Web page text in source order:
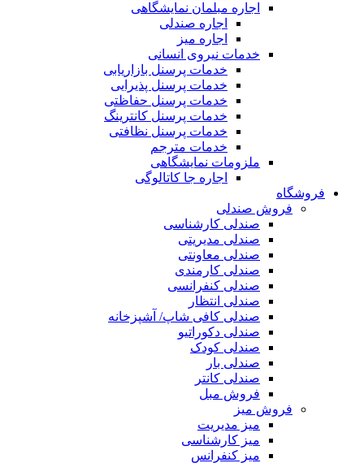
اجاره مبلمان نمایشگاهی
اجاره صندلی
اجاره میز
خدمات نیروی انسانی
خدمات پرسنل بازاریابی
خدمات پرسنل پذیرایی
خدمات پرسنل حفاظتی
خدمات پرسنل کانترینگ
خدمات پرسنل نظافتی
خدمات مترجم
ملزومات نمایشگاهی
اجاره جا کاتالوگی
فروشگاه
فروش صندلی
صندلی کارشناسی
صندلی مدیریتی
صندلی معاونتی
صندلی کارمندی
صندلی کنفرانسی
صندلی انتظار
صندلی کافی شاپ/ آشپزخانه
صندلی دکوراتیو
صندلی کودک
صندلی بار
صندلی کانتر
فروش مبل
فروش میز
میز مدیریت
میز کارشناسی
میز کنفرانس